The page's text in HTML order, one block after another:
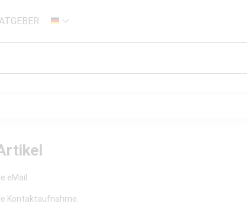
DE
eMail.
Kontaktaufnahme.